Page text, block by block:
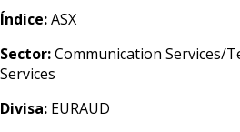
Índice:ASX
Sector:Communication Services/
Services
Divisa: EURAUD